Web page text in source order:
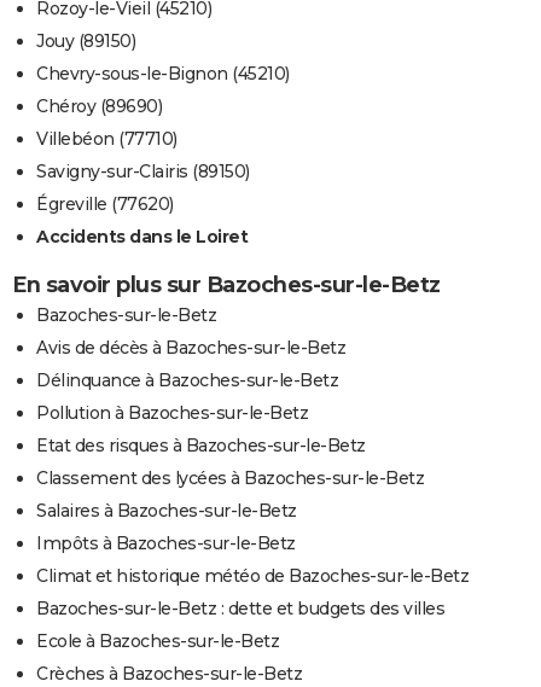
Rozoy-le-Vieil (45210)
Jouy (89150)
Chevry-sous-le-Bignon (45210)
Chéroy (89690)
Villebéon (77710)
Savigny-sur-Clairis (89150)
Égreville (77620)
Accidents dans le Loiret
En savoir plus sur Bazoches-sur-le-Betz
Bazoches-sur-le-Betz
Avis de décès à Bazoches-sur-le-Betz
Délinquance à Bazoches-sur-le-Betz
Pollution à Bazoches-sur-le-Betz
Etat des risques à Bazoches-sur-le-Betz
Classement des lycées à Bazoches-sur-le-Betz
Salaires à Bazoches-sur-le-Betz
Impôts à Bazoches-sur-le-Betz
Climat et historique météo de Bazoches-sur-le-Betz
Bazoches-sur-le-Betz : dette et budgets des villes
Ecole à Bazoches-sur-le-Betz
Crèches à Bazoches-sur-le-Betz